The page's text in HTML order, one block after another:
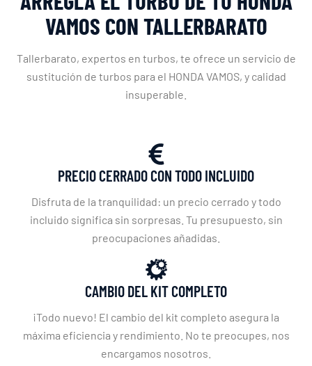
VAMOS CON TALLERBARATO
Tallerbarato, expertos en turbos, te ofrece un servicio de
sustitución de turbos para el HONDA VAMOS, y calidad
insuperable.
PRECIO CERRADO CON TODO INCLUIDO
Disfruta de la tranquilidad: un precio cerrado y todo
incluido significa sin sorpresas. Tu presupuesto, sin
preocupaciones añadidas.
CAMBIO DEL KIT COMPLETO
¡Todo nuevo! El cambio del kit completo asegura la
máxima eficiencia y rendimiento. No te preocupes, nos
encargamos nosotros.